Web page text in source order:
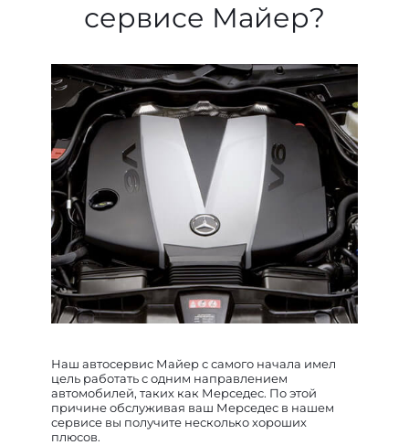
сервисе Майер?
Наш автосервис Майер с самого начала имел
цель работать с одним направлением
автомобилей, таких как Мерседес. По этой
причине обслуживая ваш Мерседес в нашем
сервисе вы получите несколько хороших
плюсов.